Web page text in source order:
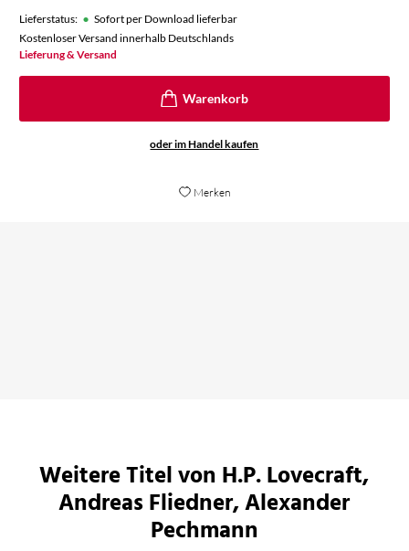
Lieferstatus: • Sofort per Download lieferbar
Kostenloser Versand innerhalb Deutschlands
Lieferung & Versand
oder im Handel kaufen
Merken
Weitere Titel von H.P. Lovecraft,
Andreas Fliedner, Alexander
Pechmann